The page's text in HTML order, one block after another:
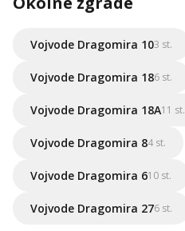
Vojvode Dragomira 103 st.
Vojvode Dragomira 186 st.
Vojvode Dragomira 18A11 st.
Vojvode Dragomira 84 st.
Vojvode Dragomira 610 st.
Vojvode Dragomira 276 st.